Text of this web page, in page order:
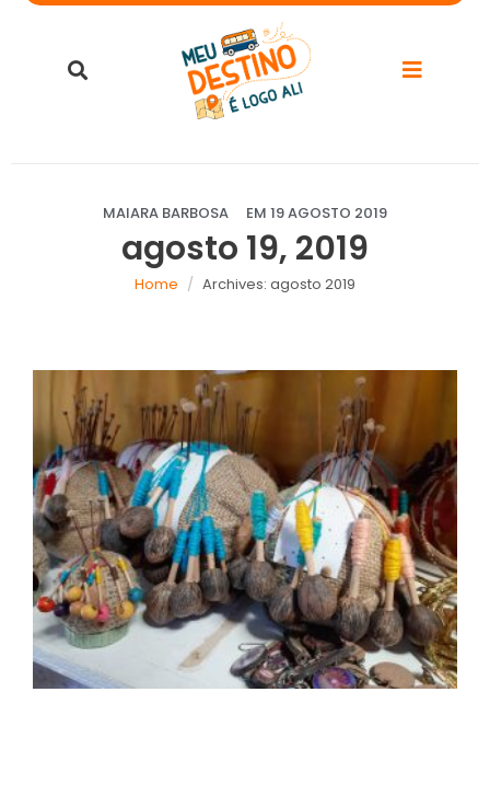
MAIARA BARBOSA EM 19 AGOSTO 2019
agosto 19, 2019
Home Archives: agosto 2019